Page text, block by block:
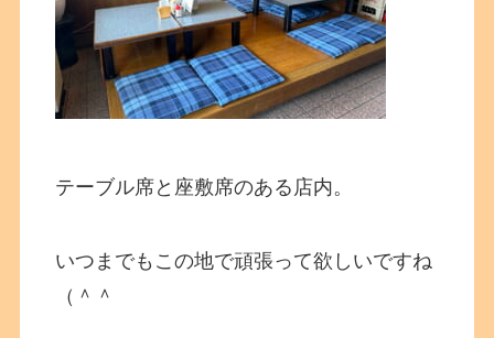
テーブル席と座敷席のある店内。
いつまでもこの地で頑張って欲しいですね
（＾＾